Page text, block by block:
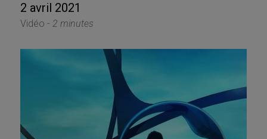
2 avril 2021
Vidéo - 2 minutes